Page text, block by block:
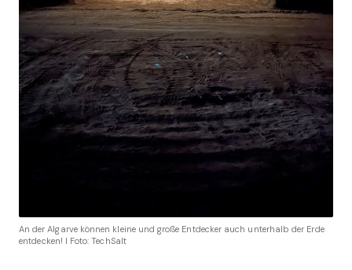
An der Algarve können kleine und große Entdecker auch unterhalb der Erde
entdecken! I Foto: TechSalt